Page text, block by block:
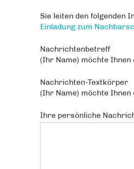
Sie leiten den folgenden
Einladung zum
Nachrichtenbetreff
(Ihr Name) möchte
Nachrichten-Textkörper
(Ihr Name) möchte Ihnen
Ihre persönliche